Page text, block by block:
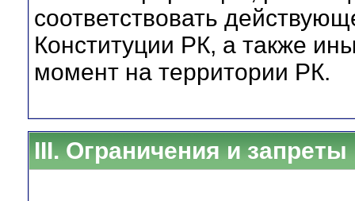
соответствовать
Конституции РК, а также
момент на территории РК.
III. Ограничения и запреты